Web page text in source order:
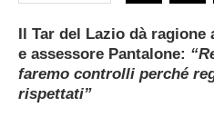
Il Tar del Lazio dà ragione
e assessore Pantalone:
faremo controlli perché
rispettati”